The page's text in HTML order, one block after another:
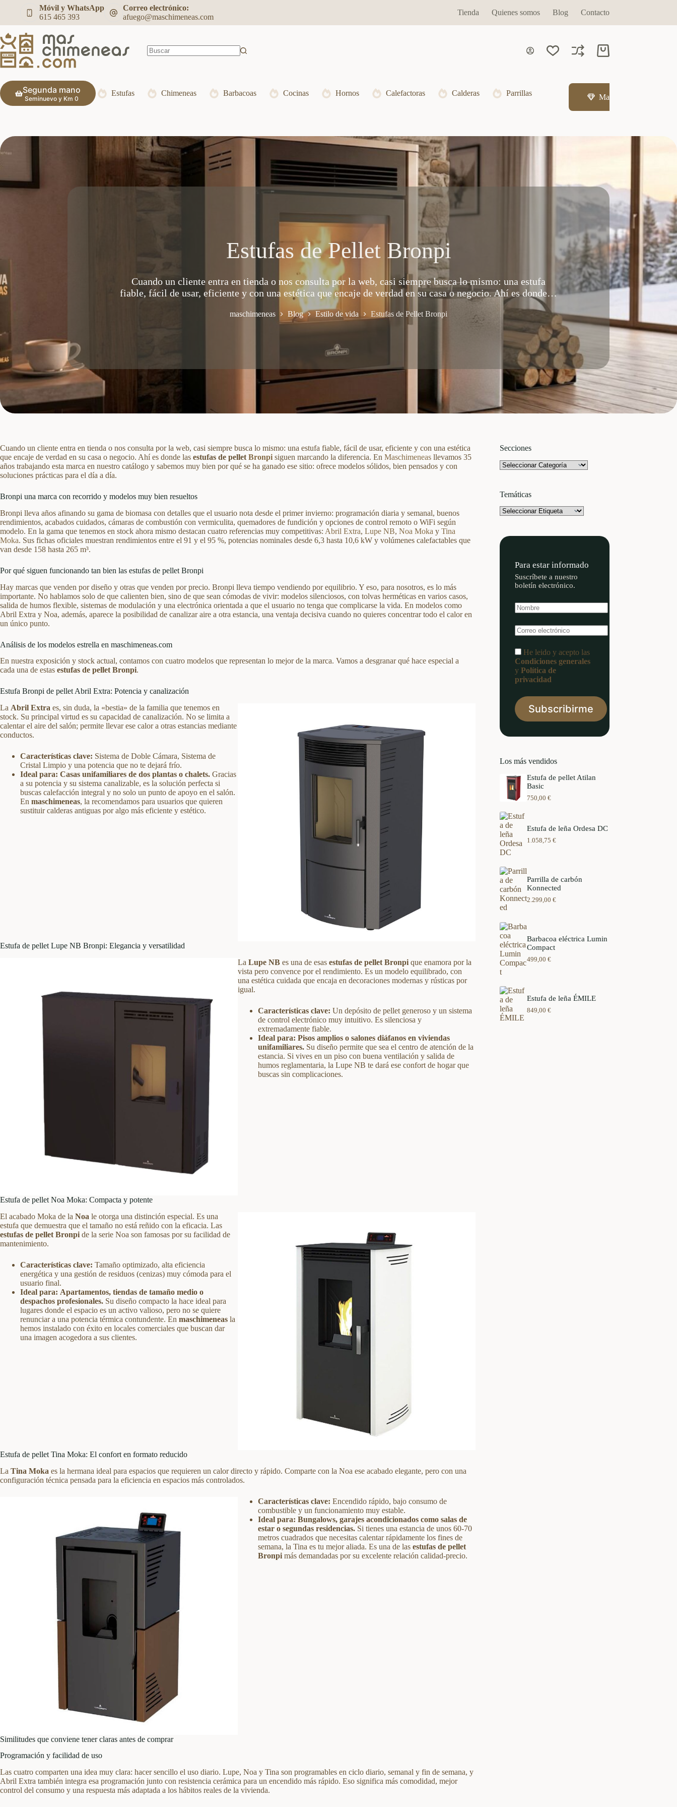
Móvil y WhatsApp
615 465 393
Correo electrónico:
afuego@maschimeneas.com
Tienda Quienes somos Blog Contacto
Carro
Segunda mano
Seminuevo y Km 0
Estufas Chimeneas Barbacoas Cocinas Hornos Calefactoras Calderas Parrillas Marcas
Estufas de Pellet Bronpi
Cuando un cliente entra en tienda o nos consulta por la web, casi siempre busca lo mismo: una estufa
fiable, fácil de usar, eficiente y con una estética que encaje de verdad en su casa o negocio. Ahí es donde…
maschimeneas Blog Estilo de vida Estufas de Pellet Bronpi
Cuando un cliente entra en tienda o nos consulta por la web, casi siempre busca lo mismo: una estufa fiable, fácil de usar, eficiente y con una estética
que encaje de verdad en su casa o negocio. Ahí es donde las estufas de pellet Bronpi siguen marcando la diferencia. En Maschimeneas llevamos 35
años trabajando esta marca en nuestro catálogo y sabemos muy bien por qué se ha ganado ese sitio: ofrece modelos sólidos, bien pensados y con
soluciones prácticas para el día a día.
Bronpi una marca con recorrido y modelos muy bien resueltos
Bronpi lleva años afinando su gama de biomasa con detalles que el usuario nota desde el primer invierno: programación diaria y semanal, buenos
rendimientos, acabados cuidados, cámaras de combustión con vermiculita, quemadores de fundición y opciones de control remoto o WiFi según
modelo. En la gama que tenemos en stock ahora mismo destacan cuatro referencias muy competitivas: Abril Extra, Lupe NB, Noa Moka y Tina
Moka. Sus fichas oficiales muestran rendimientos entre el 91 y el 95 %, potencias nominales desde 6,3 hasta 10,6 kW y volúmenes calefactables que
van desde 158 hasta 265 m³.
Por qué siguen funcionando tan bien las estufas de pellet Bronpi
Hay marcas que venden por diseño y otras que venden por precio. Bronpi lleva tiempo vendiendo por equilibrio. Y eso, para nosotros, es lo más
importante. No hablamos solo de que calienten bien, sino de que sean cómodas de vivir: modelos silenciosos, con tolvas herméticas en varios casos,
salida de humos flexible, sistemas de modulación y una electrónica orientada a que el usuario no tenga que complicarse la vida. En modelos como
Abril Extra y Noa, además, aparece la posibilidad de canalizar aire a otra estancia, una ventaja decisiva cuando no quieres concentrar todo el calor en
un único punto.
Análisis de los modelos estrella en maschimeneas.com
En nuestra exposición y stock actual, contamos con cuatro modelos que representan lo mejor de la marca. Vamos a desgranar qué hace especial a
cada una de estas estufas de pellet Bronpi.
Estufa Bronpi de pellet Abril Extra: Potencia y canalización
La Abril Extra es, sin duda, la «bestia» de la familia que tenemos en
stock. Su principal virtud es su capacidad de canalización. No se limita a
calentar el aire del salón; permite llevar ese calor a otras estancias mediante
conductos.
Características clave: Sistema de Doble Cámara, Sistema de
Cristal Limpio y una potencia que no te dejará frío.
Ideal para: Casas unifamiliares de dos plantas o chalets. Gracias
a su potencia y su sistema canalizable, es la solución perfecta si
buscas calefacción integral y no solo un punto de apoyo en el salón.
En maschimeneas, la recomendamos para usuarios que quieren
sustituir calderas antiguas por algo más eficiente y estético.
Estufa de pellet Lupe NB Bronpi: Elegancia y versatilidad
La Lupe NBes una de esas estufas de pellet Bronpique enamora por la
vista pero convence por el rendimiento. Es un modelo equilibrado, con
una estética cuidada que encaja en decoraciones modernas y rústicas por
igual.
Características clave: Un depósito de pellet generoso y un sistema
de control electrónico muy intuitivo. Es silenciosa y
extremadamente fiable.
Ideal para: Pisos amplios o salones diáfanos en viviendas
unifamiliares.Su diseño permite que sea el centro de atención de la
estancia. Si vives en un piso con buena ventilación y salida de
humos reglamentaria, la Lupe NB te dará ese confort de hogar que
buscas sin complicaciones.
Estufa de pellet Noa Moka: Compacta y potente
El acabado Moka de la Noa le otorga una distinción especial. Es una
estufa que demuestra que el tamaño no está reñido con la eficacia. Las
estufas de pellet Bronpi de la serie Noa son famosas por su facilidad de
mantenimiento.
Características clave: Tamaño optimizado, alta eficiencia
energética y una gestión de residuos (cenizas) muy cómoda para el
usuario final.
Ideal para: Apartamentos, tiendas de tamaño medio o
despachos profesionales. Su diseño compacto la hace ideal para
lugares donde el espacio es un activo valioso, pero no se quiere
renunciar a una potencia térmica contundente. En maschimeneas la
hemos instalado con éxito en locales comerciales que buscan dar
una imagen acogedora a sus clientes.
Estufa de pellet Tina Moka: El confort en formato reducido
La Tina Moka es la hermana ideal para espacios que requieren un calor directo y rápido. Comparte con la Noa ese acabado elegante, pero con una
configuración técnica pensada para la eficiencia en espacios más controlados.
Características clave: Encendido rápido, bajo consumo de
combustible y un funcionamiento muy estable.
Ideal para: Bungalows, garajes acondicionados como salas de
estar o segundas residencias.Si tienes una estancia de unos 60-70
metros cuadrados que necesitas calentar rápidamente los fines de
semana, la Tina es tu mejor aliada. Es una de las estufas de pellet
Bronpimás demandadas por su excelente relación calidad-precio.
Similitudes que conviene tener claras antes de comprar
Programación y facilidad de uso
Las cuatro comparten una idea muy clara: hacer sencillo el uso diario. Lupe, Noa y Tina son programables en ciclo diario, semanal y fin de semana, y
Abril Extra también integra esa programación junto con resistencia cerámica para un encendido más rápido. Eso significa más comodidad, mejor
control del consumo y una respuesta más adaptada a los hábitos reales de la vivienda.
Secciones
Categorías
Temáticas
Etiquetas
Para estar informado
Suscríbete a nuestro
boletín electrónico.
He leido y acepto las
Condiciones generales
y Política de
privacidad
Los más vendidos
Estufa de pellet Atilan
Basic
750,00€
Estufa de leña Ordesa DC
1.058,75€
Parrilla de carbón
Konnected
2.299,00€
Barbacoa eléctrica Lumin
Compact
499,00€
Estufa de leña ÉMILE
849,00€